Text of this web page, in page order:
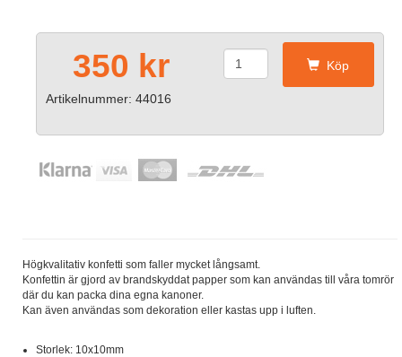
350 kr Köp
Artikelnummer: 44016
Högkvalitativ konfetti som faller mycket långsamt.
Konfettin är gjord av brandskyddat papper som kan användas till våra tomrör
där du kan packa dina egna kanoner.
Kan även användas som dekoration eller kastas upp i luften.
Storlek: 10x10mm